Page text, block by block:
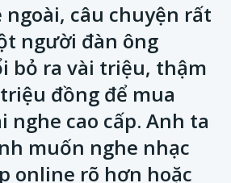
câu chuyện rất
người đàn ông
bỏ ra vài triệu, thậm
đồng để mua
nghe cao cấp. Anh ta
muốn nghe nhạc
online rõ hơn hoặc